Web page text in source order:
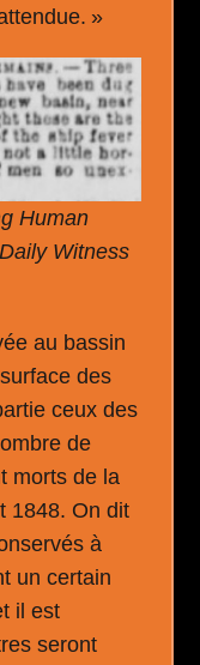
»
Human
Daily Witness
au bassin
des
ceux des
de
morts de la
1848. On dit
à
un certain
il est
seront